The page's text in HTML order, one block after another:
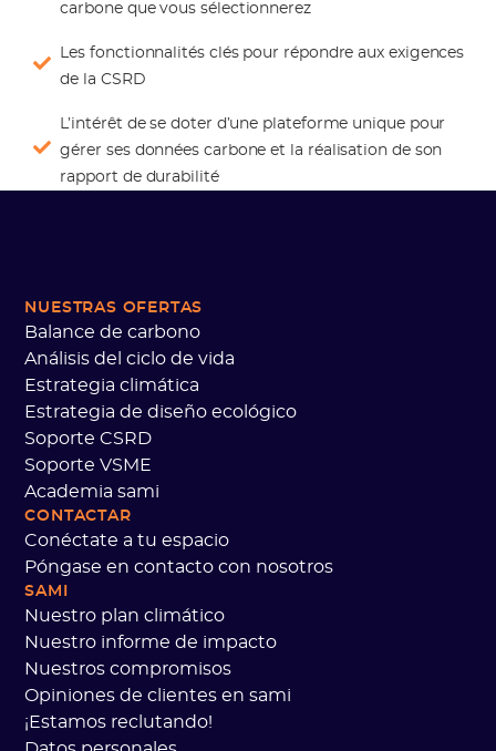
carbone que vous sélectionnerez
Les fonctionnalités clés pour répondre aux exigences
de la CSRD
L’intérêt de se doter d’une plateforme unique pour
gérer ses données carbone et la réalisation de son
rapport de durabilité
NUESTRAS OFERTAS
Balance de carbono
Análisis del ciclo de vida
Estrategia climática
Estrategia de diseño ecológico
Soporte CSRD
Soporte VSME
Academia sami
CONTACTAR
Conéctate a tu espacio
Póngase en contacto con nosotros
SAMI
Nuestro plan climático
Nuestro informe de impacto
Nuestros compromisos
Opiniones de clientes en sami
¡Estamos reclutando!